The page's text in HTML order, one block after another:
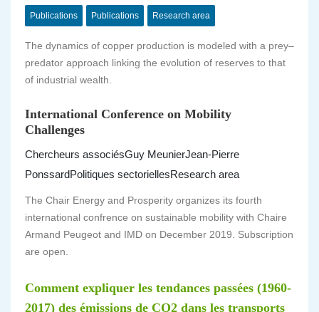
Publications Publications Research area
The dynamics of copper production is modeled with a prey–
predator approach linking the evolution of reserves to that
of industrial wealth.
International Conference on Mobility
Challenges
Chercheurs associésGuy MeunierJean-Pierre
PonssardPolitiques sectoriellesResearch area
The Chair Energy and Prosperity organizes its fourth
international confrence on sustainable mobility with Chaire
Armand Peugeot and IMD on December 2019. Subscription
are open.
Comment expliquer les tendances passées (1960-
2017) des émissions de CO2 dans les transports